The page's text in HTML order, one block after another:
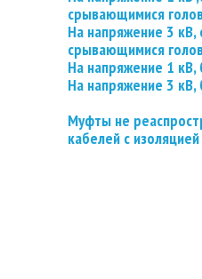
срывающимися
На напряжение 3 кВ,
срывающимися
На напряжение 1 кВ,
На напряжение 3 кВ,
Муфты не
кабелей с